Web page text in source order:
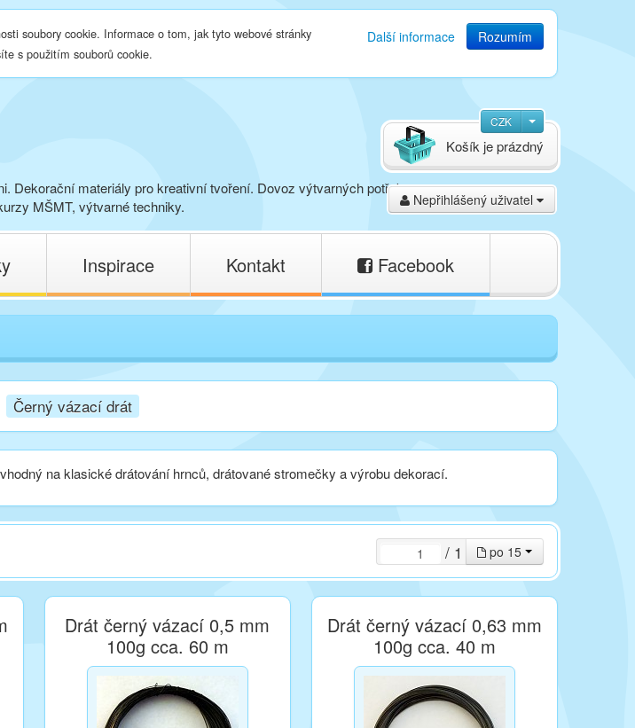
Další informace Rozumím
soubory cookie. Informace o tom, jak tyto webové stránky
s použitím souborů cookie.
CZK
Nepřihlášený uživatel
Košík je prázdný
Dekorační materiály pro kreativní tvoření. Dovoz výtvarných potřeb,
MŠMT, výtvarné techniky.
Inspirace Kontakt Facebook
Černý vázací drát
na klasické drátování hrnců, drátované stromečky a výrobu dekorací.
po 15
/ 1
Drát černý vázací 0,5 mm
100g cca. 60 m
Drát černý vázací 0,63 mm
100g cca. 40 m